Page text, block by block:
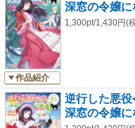
作品紹介
深窓の令嬢
1,300pt/1,430円(
逆行した悪
深窓の令嬢